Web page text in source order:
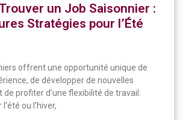
un Job Saisonnier :
Stratégies pour l’Été
offrent une opportunité unique de
de développer de nouvelles
profiter d’une flexibilité de travail.
ou l’hiver,